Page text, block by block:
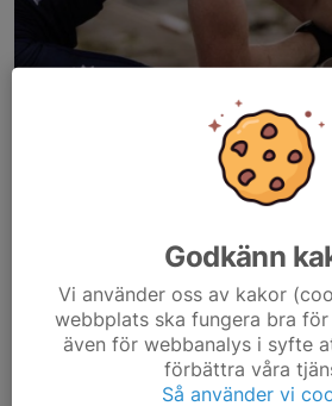
Nytt för i år är att vi startar en
och ungdomar med inriktning mot
Inriktningen kommer att vara lite mer
men vi kommer givetvis även att väva...
Godkänn
Vi använder oss av kakor
webbplats ska fungera bra
även för webbanalys i syfte
förbättra våra
Så använder vi